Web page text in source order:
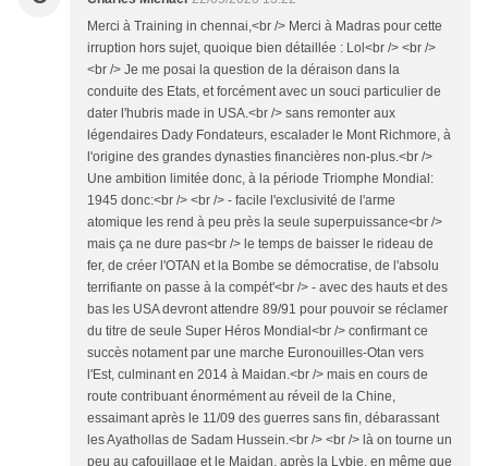
Merci à Training in chennai,<br /> Merci à Madras pour cette
irruption hors sujet, quoique bien détaillée : Lol<br /> <br />
<br /> Je me posai la question de la déraison dans la
conduite des Etats, et forcément avec un souci particulier de
dater l'hubris made in USA.<br /> sans remonter aux
légendaires Dady Fondateurs, escalader le Mont Richmore, à
l'origine des grandes dynasties financières non-plus.<br />
Une ambition limitée donc, à la période Triomphe Mondial:
1945 donc:<br /> <br /> - facile l'exclusivité de l'arme
atomique les rend à peu près la seule superpuissance<br />
mais ça ne dure pas<br /> le temps de baisser le rideau de
fer, de créer l'OTAN et la Bombe se démocratise, de l'absolu
terrifiante on passe à la compét'<br /> - avec des hauts et des
bas les USA devront attendre 89/91 pour pouvoir se réclamer
du titre de seule Super Héros Mondial<br /> confirmant ce
succès notament par une marche Euronouilles-Otan vers
l'Est, culminant en 2014 à Maidan.<br /> mais en cours de
route contribuant énormément au réveil de la Chine,
essaimant après le 11/09 des guerres sans fin, débarassant
les Ayathollas de Sadam Hussein.<br /> <br /> là on tourne un
peu au cafouillage et le Maidan, après la Lybie, en même que